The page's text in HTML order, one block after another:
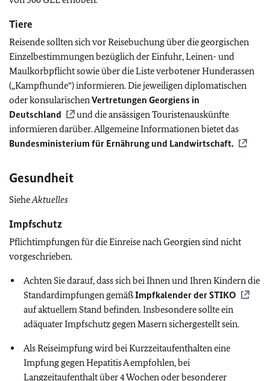
Tiere
Reisende sollten sich vor Reisebuchung über die georgischen
Einzelbestimmungen bezüglich der Einfuhr, Leinen- und
Maulkorbpflicht sowie über die Liste verbotener Hunderassen
(„Kampfhunde“) informieren. Die jeweiligen diplomatischen
oder konsularischenVertretungen Georgiens in
Deutschland
und die ansässigen Touristenauskünfte
informieren darüber. Allgemeine Informationen bietet das
Bundesministerium für Ernährung und Landwirtschaft.
Gesundheit
SieheAktuelles
Impfschutz
Pflichtimpfungen für die Einreise nach Georgien sind nicht
vorgeschrieben.
Achten Sie darauf, dass sich bei Ihnen und Ihren Kindern die
Standardimpfungen gemäßImpfkalender derSTIKO
auf aktuellem Stand befinden. Insbesondere sollte ein
adäquater Impfschutz gegen Masern sichergestellt sein.
Als Reiseimpfung wird bei Kurzzeitaufenthalten eine
Impfung gegen Hepatitis A empfohlen, bei
Langzeitaufenthalt über 4 Wochen oder besonderer